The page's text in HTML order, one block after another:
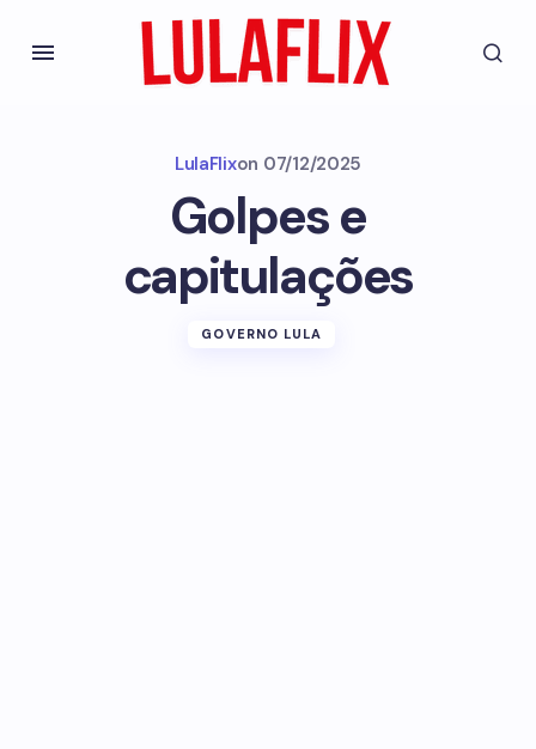
LulaFlixon 07/12/2025
Golpes e
capitulações
GOVERNO LULA